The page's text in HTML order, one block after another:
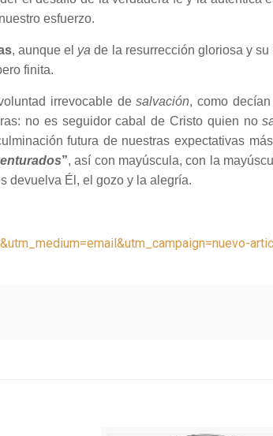
esfuerzo.
, aunque el ya de la resurrección gloriosa y
finita.
irrevocable desalvación, como
no es seguidor cabal de Cristo quien no
futura de nuestras expectativas
”, así con mayúscula, con la
devuelva Él, el gozo y la alegría.